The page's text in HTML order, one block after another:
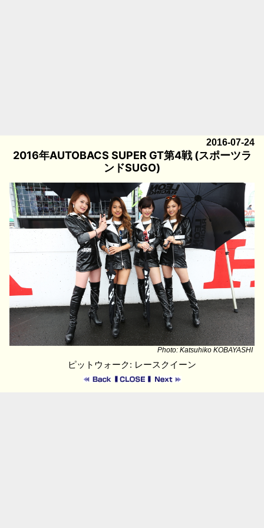
2016-07-24
2016年AUTOBACS SUPER GT第4戦 (スポーツラ
ンドSUGO)
Photo: Katsuhiko KOBAYASHI
ピットウォーク: レースクイーン